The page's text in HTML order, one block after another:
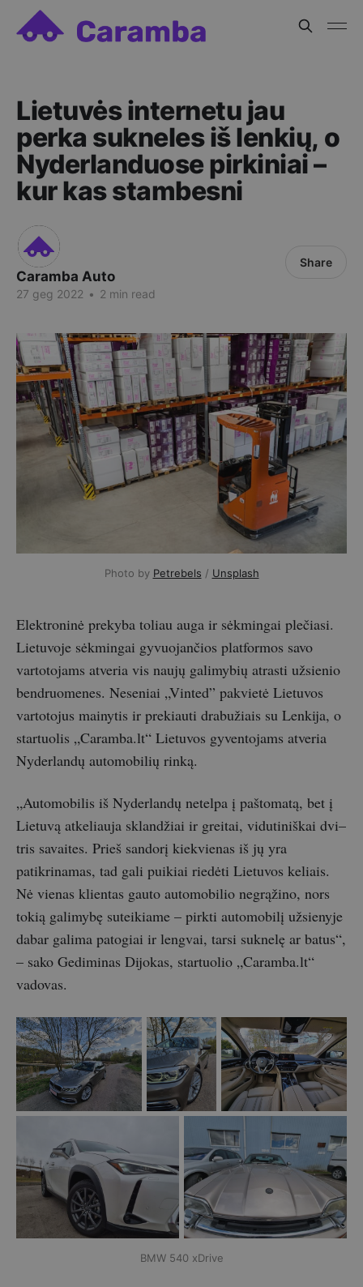
Lietuvės internetu jau
perka sukneles iš lenkių, o
Nyderlanduose pirkiniai –
kur kas stambesni
Caramba Auto
27 geg 2022 • 2 min read
Share
Photo by Petrebels / Unsplash
Elektroninė prekyba toliau auga ir sėkmingai plečiasi.
Lietuvoje sėkmingai gyvuojančios platformos savo
vartotojams atveria vis naujų galimybių atrasti užsienio
bendruomenes. Neseniai „Vinted” pakvietė Lietuvos
vartotojus mainytis ir prekiauti drabužiais su Lenkija, o
startuolis „Caramba.lt“ Lietuvos gyventojams atveria
Nyderlandų automobilių rinką.
„Automobilis iš Nyderlandų netelpa į paštomatą, bet į
Lietuvą atkeliauja sklandžiai ir greitai, vidutiniškai dvi–
tris savaites. Prieš sandorį kiekvienas iš jų yra
patikrinamas, tad gali puikiai riedėti Lietuvos keliais.
Nė vienas klientas gauto automobilio negrąžino, nors
tokią galimybę suteikiame – pirkti automobilį užsienyje
dabar galima patogiai ir lengvai, tarsi suknelę ar batus“,
– sako Gediminas Dijokas, startuolio „Caramba.lt“
vadovas.
BMW 540 xDrive